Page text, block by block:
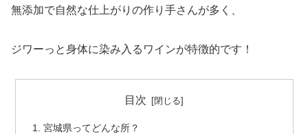
無添加で自然な仕上がりの作り手さんが多く、
ジワーっと身体に染み入るワインが特徴的です！
目次
宮城県ってどんな所？